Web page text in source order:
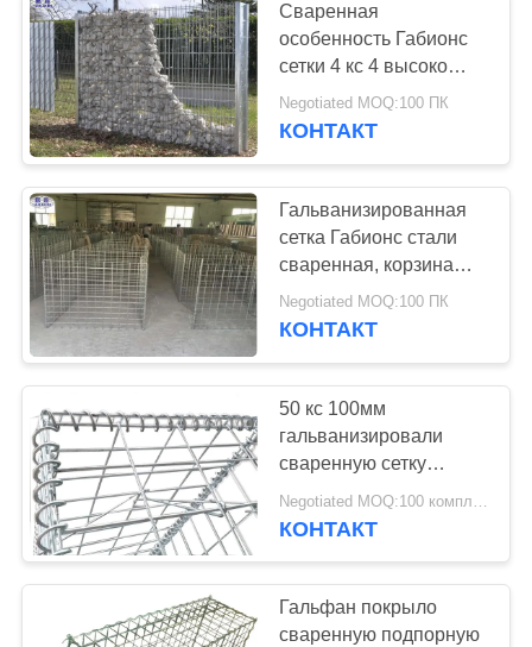
ПО
ЗАВОДУ
КОНТРОЛЬ
КАЧЕСТВА
СВЯЖИТЕСЬ
НАМИ
НОВОСТИ
ЗАПРОСИТЕ
ЦИТАТУ
КАРТА
САЙТА
Военный барьер
Защитительные
барьеры бастиона
92
Барьеры
заполненные
песком
Сваренная
особенность Габионс
сетки 4 кс 4 высоко
растяжимая твердая
Ресиклабле
Negotiated MOQ:100 ПК
КОНТАКТ
Гальванизированная
сетка Габионс стали
сваренная, корзина
Габион ячеистой сети
Negotiated MOQ:100 ПК
КОНТАКТ
50 кс 100мм
гальванизировали
сваренную сетку
Габион/сваренную
каменную стену клетки
КОНТАКТ
Гальфан покрыло
сваренную подпорную